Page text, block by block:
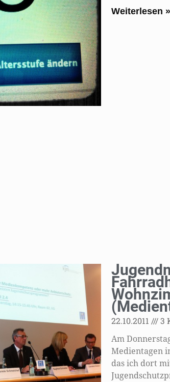
Weiterlesen »
22.10.2011 3
Am
Medientagen
das ich dort